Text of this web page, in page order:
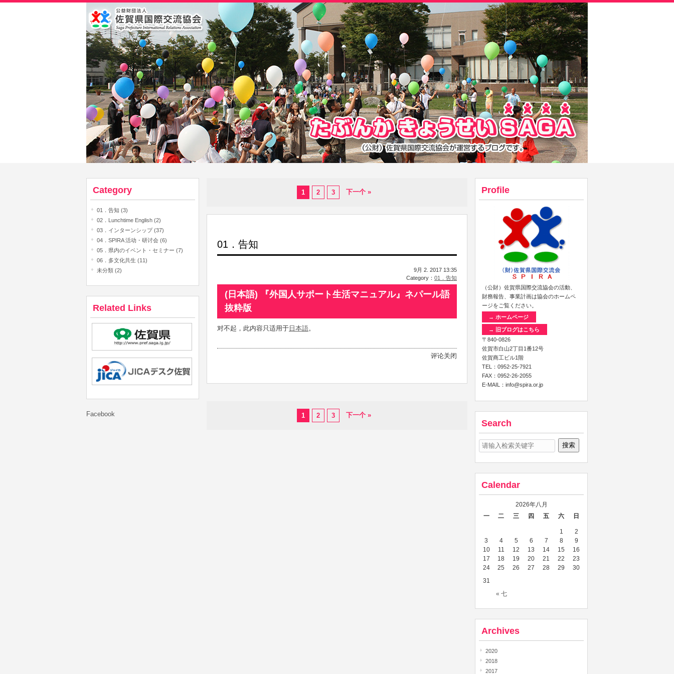
Category
01．告知 (3)
02．Lunchtime English (2)
03．インターンシップ (37)
04．SPIRA 活动・研讨会 (6)
05．県内のイベント・セミナー (7)
06．多文化共生 (11)
未分類 (2)
Related Links
Facebook
1 2 3 下一个 »
01．告知
9月 2. 2017 13:35
Category： 01．告知
(日本語) 『外国人サポート生活マニュアル』ネパール語
抜粋版
对不起，此内容只适用于 日本語。
评论关闭
1 2 3 下一个 »
Profile
（公財）佐賀県国際交流協会の活動、
財務報告、事業計画は協会のホームペ
ージをご覧ください。
→ ホームページ
→ 旧ブログはこちら
〒840-0826
佐賀市白山2丁目1番12号
佐賀商工ビル1階
TEL：0952-25-7921
FAX：0952-26-2055
E-MAIL：info@spira.or.jp
Search
Calendar
2026年八月
一
二 三 四 五 六 日
« 七
1
2
3
4 5 6 7 8
9
10
11 12 13 14 15
16
17
18 19 20 21 22
23
24
25 26 27 28 29
30
31
Archives
2020
2018
2017